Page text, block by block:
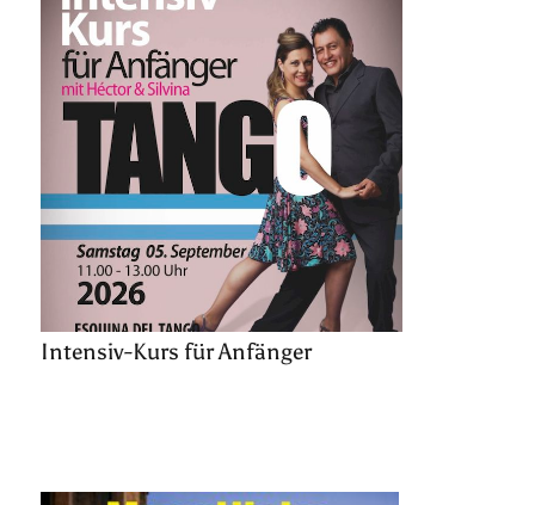
Intensiv-Kurs für Anfänger